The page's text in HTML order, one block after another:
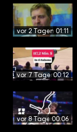
vor 2 Tagen 01:11
vor 7 Tagen00:12
vor 8 Tagen00:06